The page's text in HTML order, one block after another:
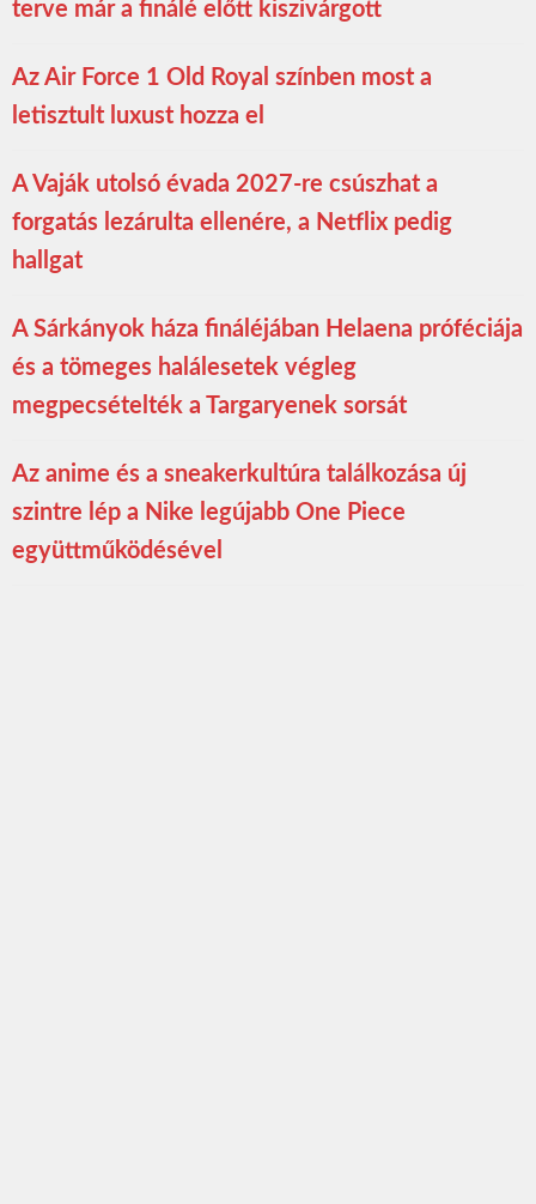
terve már a finálé előtt kiszivárgott
Az Air Force 1 Old Royal színben most a
letisztult luxust hozza el
A Vaják utolsó évada 2027-re csúszhat a
forgatás lezárulta ellenére, a Netflix pedig
hallgat
A Sárkányok háza fináléjában Helaena próféciája
és a tömeges halálesetek végleg
megpecsételték a Targaryenek sorsát
Az anime és a sneakerkultúra találkozása új
szintre lép a Nike legújabb One Piece
együttműködésével